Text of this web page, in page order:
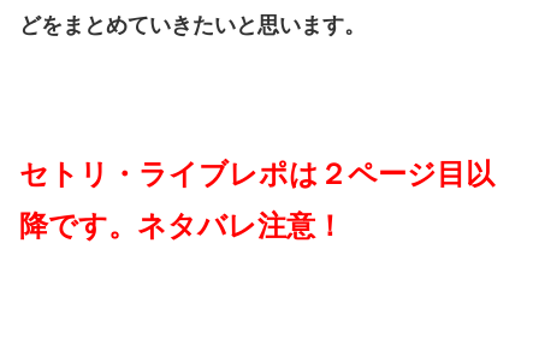
どをまとめていきたいと思います。
セトリ・ライブレポは２ページ目以
降です。ネタバレ注意！